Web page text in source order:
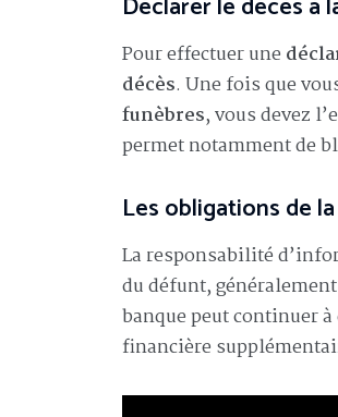
Déclarer le décès à
Pour effectuer une
décès. Une fois que
funèbres, vous devez
permet notamment de
Les obligations de
La responsabilité
du défunt,
banque peut continuer
financière